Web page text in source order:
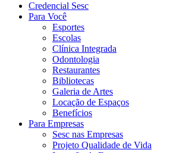
Credencial Sesc
Para Você
Esportes
Escolas
Clínica Integrada
Odontologia
Restaurantes
Bibliotecas
Galeria de Artes
Locação de Espaços
Benefícios
Para Empresas
Sesc nas Empresas
Projeto Qualidade de Vida